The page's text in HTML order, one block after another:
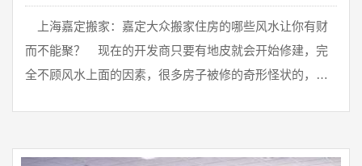
上海嘉定搬家：嘉定大众搬家住房的哪些风水让你有财
而不能聚？ 现在的开发商只要有地皮就会开始修建，完
全不顾风水上面的因素，很多房子被修的奇形怪状的，完